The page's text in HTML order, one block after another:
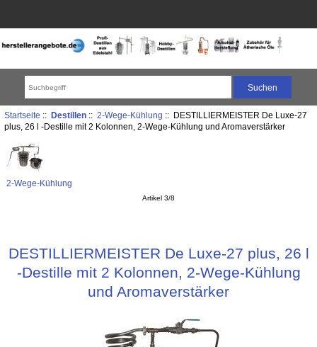
Startseite :: Destillen:: 2-Wege-Kühlung :: DESTILLIERMEISTER De Luxe-27
plus, 26 l -Destille mit 2 Kolonnen, 2-Wege-Kühlung und Aromaverstärker
2-Wege-Kühlung
Artikel 3/8
DESTILLIERMEISTER De Luxe-27 plus, 26 l
-Destille mit 2 Kolonnen, 2-Wege-Kühlung
und Aromaverstärker